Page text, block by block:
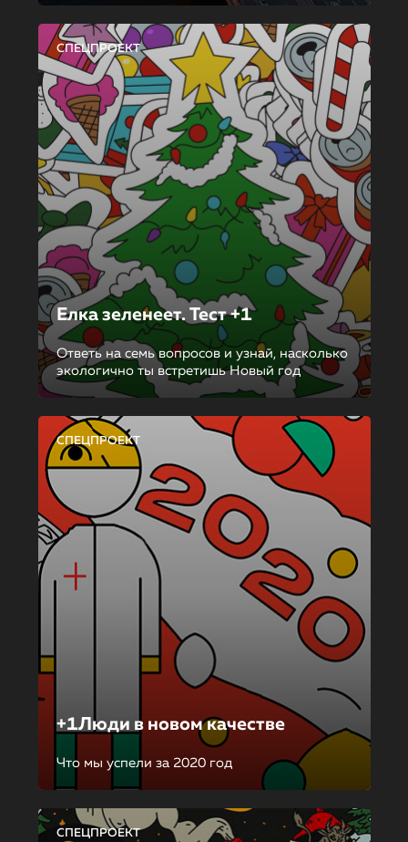
СПЕЦПРОЕКТ
Елка зеленеет. Тест +1
Ответь на семь вопросов и узнай, насколько
экологично ты встретишь Новый год
СПЕЦПРОЕКТ
+1Люди в новом качестве
Что мы успели за 2020 год
СПЕЦПРОЕКТ